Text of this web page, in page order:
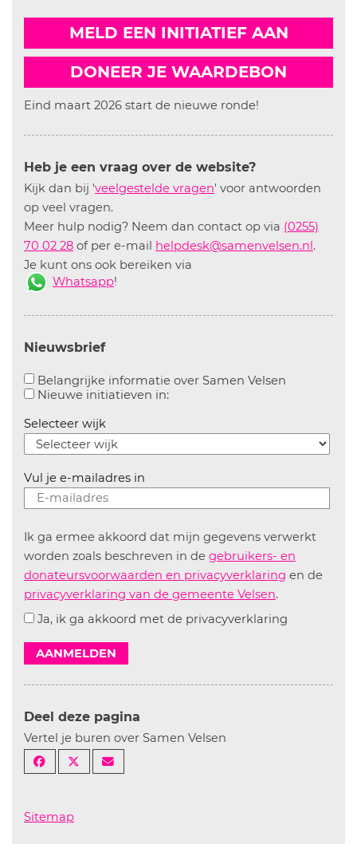
MELD EEN INITIATIEF AAN
DONEER JE WAARDEBON
Eind maart 2026 start de nieuwe ronde!
Heb je een vraag over de website?
Kijk dan bij 'veelgestelde vragen' voor antwoorden
op veel vragen.
Meer hulp nodig? Neem dan contact op via (0255)
70 02 28 of per e-mail helpdesk@samenvelsen.nl.
Je kunt ons ook bereiken via
Whatsapp!
Nieuwsbrief
Belangrijke informatie over Samen Velsen
Nieuwe initiatieven in:Aanvinken om informatie over
Selecteer wijk
Vul je e-mailadres in
Ik ga ermee akkoord dat mijn gegevens verwerkt
worden zoals beschreven in de gebruikers- en
donateursvoorwaarden en privacyverklaring en de
privacyverklaring van de gemeente Velsen.
Ja, ik ga akkoord met de privacyverklaring
AANMELDEN
Deel deze pagina
Vertel je buren over Samen Velsen
Sitemap